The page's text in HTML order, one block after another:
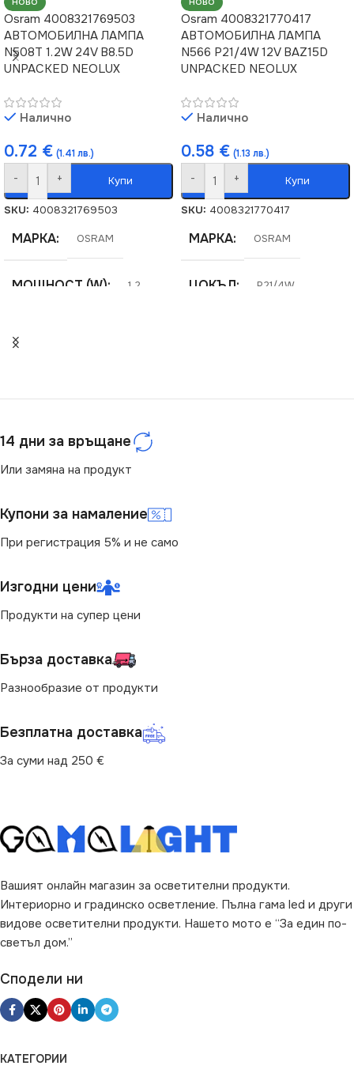
Osram 4008321769503
АВТОМОБИЛНА ЛАМПА
N508T 1.2W 24V B8.5D
UNPACKED NEOLUX
Налично
0.72 € (1.41 лв.)
- + Купи
SKU: 4008321769503
МАРКА OSRAM
МОЩНОСТ (W) 1.2
Osram 4008321770417
АВТОМОБИЛНА ЛАМПА
N566 P21/4W 12V BAZ15D
UNPACKED NEOLUX
Налично
0.58 € (1.13 лв.)
- + Купи
SKU: 4008321770417
МАРКА OSRAM
ЦОКЪЛ P21/4W
14 дни за връщане
Или замяна на продукт
Купони за намаление
При регистрация 5% и не само
Изгодни цени
Продукти на супер цени
Бърза доставка
Разнообразие от продукти
Безплатна доставка
За суми над 250 €
Вашият онлайн магазин за осветителни продукти.
Интериорно и градинско осветление. Пълна гама led и други
видове осветителни продукти. Нашето мото е “За един по-
светъл дом.”
Сподели ни
КАТЕГОРИИ